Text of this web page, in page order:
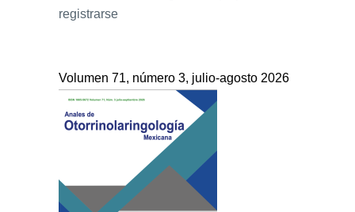
registrarse
Volumen 71, número 3, julio-agosto 2026